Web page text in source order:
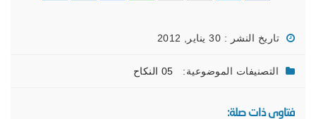
تاريخ النشر : 30 يناير, 2012
التصنيفات الموضوعية: 05 النكاح
فتاوى ذات صلة: